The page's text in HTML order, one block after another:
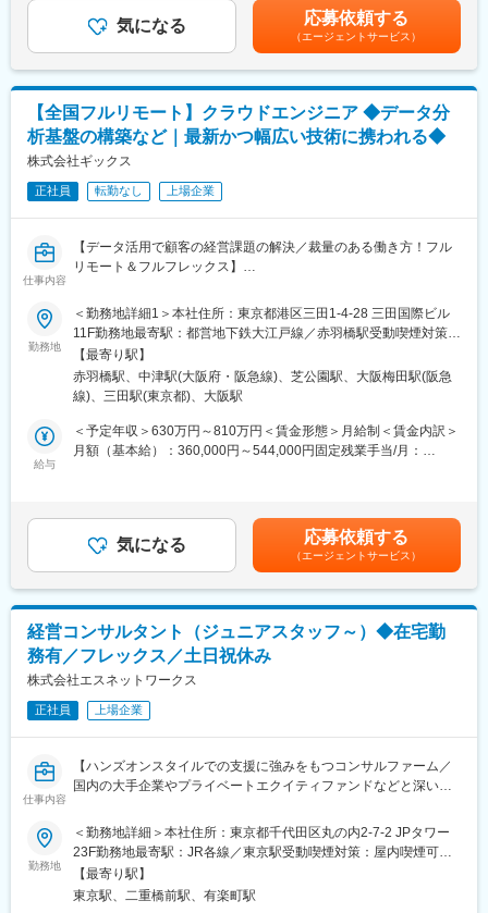
アバージェンスが現場で培った「事業成果を生み出すノウハウ」
を蒸留・構造化した、超実践的な研修を提供します。座学の知識
提供にとどまらず、実際の事業成果に直結するスキル習得を支援
します。
■担当エリア・働き方：
・勤務スタイル： ハンズオン型支援のため、クライアント先（企
業のオフィスや工場、拠点など）への常駐が基本となります。
変更の範囲：会社の定める業務
最大の特徴は、「経営層（戦略）」と「現場（実行）」の間に生
じる乖離を埋めることです。 トップマネジメントを巻き込みなが
■業務詳細：
プロジェクト期間（数ヶ月～半年程度）は、基本的にクライアン
1. 調査・分析・戦略策定（診断フェーズ）
2. 実行支援・行動変容（実行フェーズ）
■主なプロジェクトテーマ・ソリューション：
て提供します。
◇成果創出プログラム：
営業、製造、経営企画などあらゆる部門において「マネジメント
力」を切り口に課題を解決。管理者に対して様々な角度から「気
づき」を与え、認識と行動を変えることで組織としての実行力を
◇新規事業創出/戦略立案の支援：
事業の立ち上げ支援だけでなく、「自走するまでの仕組みづく
アバージェンスが現場で培った「事業成果を生み出すノウハウ」
を蒸留・構造化した、超実践的な研修を提供します。座学の知識
提供にとどまらず、実際の事業成果に直結するスキル習得を支援
します。
■担当エリア・働き方：
・勤務スタイル： ハンズオン型支援のため、クライアント先（企
業のオフィスや工場、拠点など）への常駐が基本となります。
変更の範囲：会社の定める業務
給与補足＞上記＋プロジェクト期間中はアサイン手当（5,000円/
日）支給（例）20日稼働の場合約月10万円／年120万円程度上乗
せ■賞与：業績に応じて賃金はあくまでも目安の金額であり、選考
を通じて上下する可能性があります。月給(月額)は固定手当を含め
た表記です。
気になる 応募依頼する
（エージェントサービス）
【全国フルリモート】クラウドエンジニア ◆データ分
析基盤の構築など｜最新かつ幅広い技術に携われる◆
株式会社ギックス
正社員 転勤なし 上場企業
仕事内容
【データ活用で顧客の経営課題の解決／裁量のある働き方！フル
リモート＆フルフレックス】
■募集背景：
当社では「あらゆる判断を、Data-Informedに。」をパーパスに掲
げ、クライアントの課題をデータにより多角的に分析し示唆を提
供するコンサルティングや、データを用いた判断を継続的に支援
するデータ処理基盤開発といったサービスを提供しています。
2022年3月の上場以降サービスや顧客の拡大フェーズに入ってお
り、既存の大型クライアントに加え、新規クライアントからの引
き合いを多数頂いています。更なる体制強化のため、DI Platform
■業務詳細：
・データ基盤のシステムアーキテクチャ検討
・データの取得/加工方法の検討
※アジャイル型開発のため、クライアントの業務改善を継続的に実
現するべく仕組みの改善提案・構築・運用をシームレスに行いま
■プロジェクトの特徴：
システム刷新など幅広く開発を担っています。特に直近では、大
企業で長く使われてきた巨大なシステムを対象とし、最新技術や
を刷新する「レガシーモダナイゼーション」案件が増加傾向で
す。対象が重厚なシステムであろうと『データ』を切り口にシス
テムを手に入れるアプローチが可能であること、またDX推進とデ
ータ活用を重視するクライアントニーズを背景に、案件の依頼が
勤務地
＜勤務地詳細1＞本社住所：東京都港区三田1-4-28 三田国際ビル
11F勤務地最寄駅：都営地下鉄大江戸線／赤羽橋駅受動喫煙対策：
敷地内喫煙可能場所あり＜勤務地詳細2＞大阪オフィス住所：大阪
府大阪市北区大深町6番38号 グラングリーン大阪 北館 JAM
BASE 4階 JAM-STUDIO 404号室勤務地最寄駅：JR線／大阪駅受
【最寄り駅】
赤羽橋駅、中津駅(大阪府・阪急線)、芝公園駅、大阪梅田駅(阪急
線)、三田駅(東京都)、大阪駅
給与
＜予定年収＞630万円～810万円＜賃金形態＞月給制＜賃金内訳＞
月額（基本給）：360,000円～544,000円固定残業手当/月：
ご経験・スキルに応じて決定。賃金はあくまでも目安の金額であ
り、選考を通じて上下する可能性があります。月給(月額)は固定手
気になる 応募依頼する
（エージェントサービス）
経営コンサルタント（ジュニアスタッフ～）◆在宅勤
務有／フレックス／土日祝休み
株式会社エスネットワークス
正社員 上場企業
仕事内容
【ハンズオンスタイルでの支援に強みをもつコンサルファーム／
国内の大手企業やプライベートエクイティファンドなどと深いリ
■業務内容：
ジュニアスタッフからプロジェクトマネージャーのいずれかの立
場で、経営コンサルティングをご担当いただきます。入社後は経
営の課題解決を図るチームの一員となっていただき、ともに企業
勤務地
＜勤務地詳細＞本社住所：東京都千代田区丸の内2-7-2 JPタワー
23F勤務地最寄駅：JR各線／東京駅受動喫煙対策：屋内喫煙可能
場所あり変更の範囲：本文参照
【最寄り駅】
東京駅、二重橋前駅、有楽町駅